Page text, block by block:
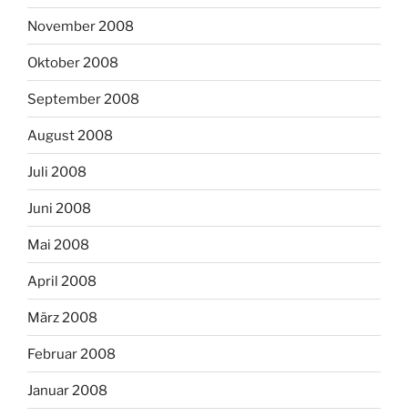
November 2008
Oktober 2008
September 2008
August 2008
Juli 2008
Juni 2008
Mai 2008
April 2008
März 2008
Februar 2008
Januar 2008